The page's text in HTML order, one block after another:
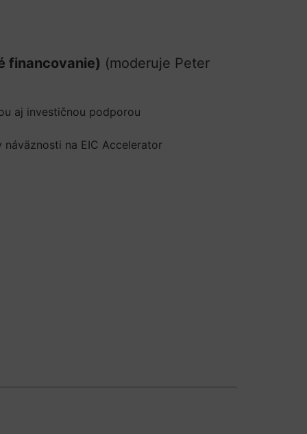
financovanie) (moderuje Peter
aj investičnou podporou
náväznosti na EIC Accelerator